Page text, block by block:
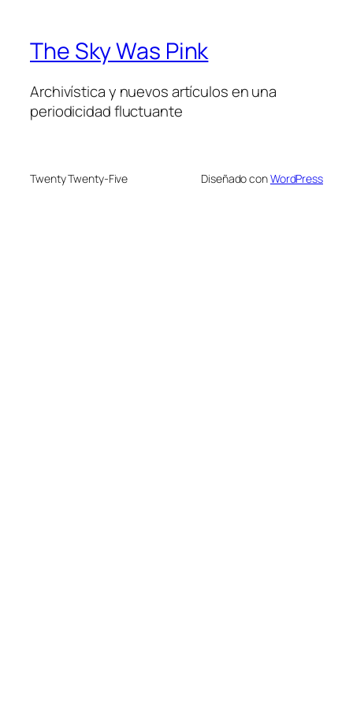
The Sky Was Pink
Archivística y nuevos artículos en una
periodicidad fluctuante
Twenty Twenty-Five Diseñado conWordPress